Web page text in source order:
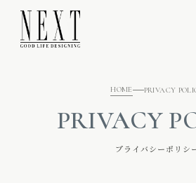
HOME PRIVACY
PRIVACY
プライバシーポリシ